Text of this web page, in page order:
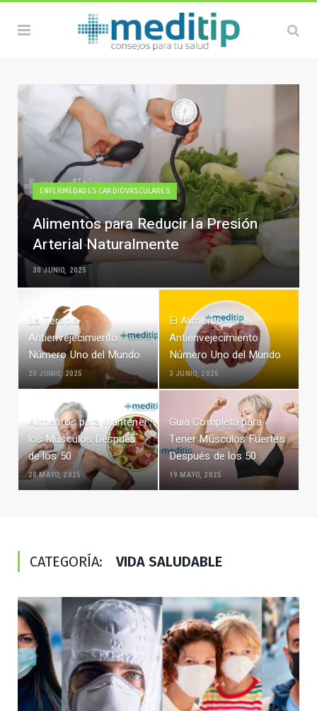
ENFERMEDADES CARDIOVASCULARES
Alimentos para Reducir la Presión
Arterial Naturalmente
30 JUNIO, 2025
La Terapia
Antienvejecimiento
Número Uno del Mundo
20 JUNIO, 2025
El Alimento
Antienvejecimiento
Número Uno del Mundo
3 JUNIO, 2025
Alimentos para Mantener
los Músculos Después
de los 50
20 MAYO, 2025
Guía Completa para
Tener Músculos Fuertes
Después de los 50
19 MAYO, 2025
CATEGORÍA: VIDA SALUDABLE